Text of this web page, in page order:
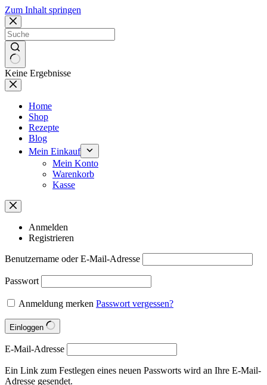
Zum Inhalt springen
Keine Ergebnisse
Home
Shop
Rezepte
Blog
Mein Einkauf
Mein Konto
Warenkorb
Kasse
Anmelden
Registrieren
Benutzername oder E-Mail-Adresse
Passwort
Anmeldung merken Passwort vergessen?
Einloggen
E-Mail-Adresse
Ein Link zum Festlegen eines neuen Passworts wird an Ihre E-Mail-
Adresse gesendet.